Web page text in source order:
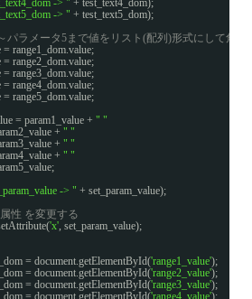
-> " + test_text4_dom);
-> " + test_text5_dom);
パラメータ5まで値をリスト(配列)形式にして角度
= range1_dom.value;
= range2_dom.value;
= range3_dom.value;
= range4_dom.value;
= range5_dom.value;
= param1_value + " "
+ " "
+ " "
+ " "
-> " + set_param_value);
性 を変更する
'x', set_param_value);
= document.getElementById('range1_value');
= document.getElementById('range2_value');
= document.getElementById('range3_value');
= document.getElementById('range4_value');